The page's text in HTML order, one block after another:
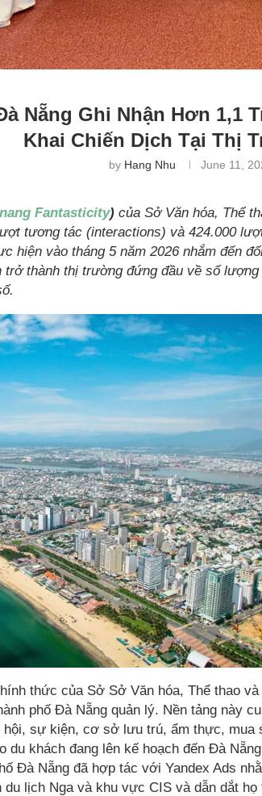
Nẵng Ghi Nhận Hơn 1,1
Khai Chiến Dịch Tại Thị
by Hang Nhu June 11,
Fantasticity) của Sở Văn hóa, Thể
tương tác (interactions) và 424.000
hiện vào tháng 5 năm 2026 nhắm đến
thành thị trường đứng đầu về số
thức của Sở Sở Văn hóa, Thể thao
phố Đà Nẵng quản lý. Nền tảng này
hội, sự kiện, cơ sở lưu trú, ẩm thực, mua
khách đang lên kế hoạch đến Đà
Đà Nẵng đã hợp tác với Yandex Ads
lịch Nga và khu vực CIS và dẫn dắt họ